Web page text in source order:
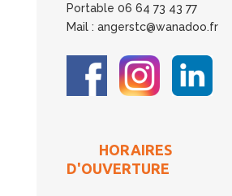
Portable 06 64 73 43 77
Mail : angerstc@wanadoo.fr
HORAIRES
D'OUVERTURE